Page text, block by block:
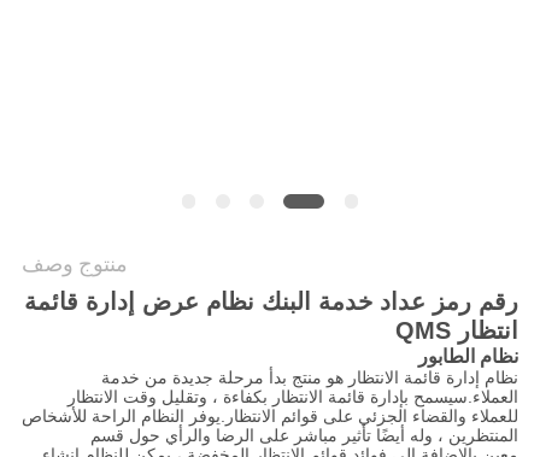
منتوج وصف
رقم رمز عداد خدمة البنك نظام عرض إدارة قائمة
انتظار QMS
نظام الطابور
نظام إدارة قائمة الانتظار هو منتج بدأ مرحلة جديدة من خدمة
العملاء.سيسمح بإدارة قائمة الانتظار بكفاءة ، وتقليل وقت الانتظار
للعملاء والقضاء الجزئي على قوائم الانتظار.يوفر النظام الراحة للأشخاص
المنتظرين ، وله أيضًا تأثير مباشر على الرضا والرأي حول قسم